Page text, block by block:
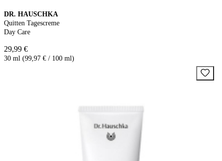
DR. HAUSCHKA
Quitten Tagescreme
Day Care
29,99 €
30 ml (99,97 € / 100 ml)